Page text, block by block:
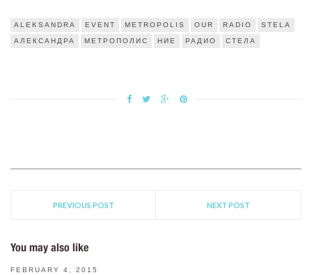
ALEKSANDRA EVENT METROPOLIS OUR RADIO STELA
АЛЕКСАНДРА МЕТРОПОЛИС НИЕ РАДИО СТЕЛА
PREVIOUS POST NEXT POST
You may also like
FEBRUARY 4, 2015